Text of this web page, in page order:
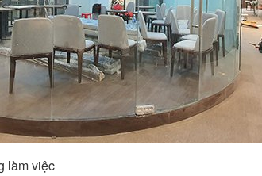
làm việc